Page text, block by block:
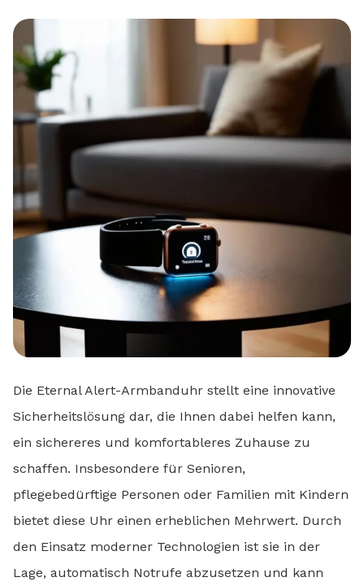
Die Eternal Alert-Armbanduhr stellt eine innovative
Sicherheitslösung dar, die Ihnen dabei helfen kann,
ein sichereres und komfortableres Zuhause zu
schaffen. Insbesondere für Senioren,
pflegebedürftige Personen oder Familien mit Kindern
bietet diese Uhr einen erheblichen Mehrwert. Durch
den Einsatz moderner Technologien ist sie in der
Lage, automatisch Notrufe abzusetzen und kann